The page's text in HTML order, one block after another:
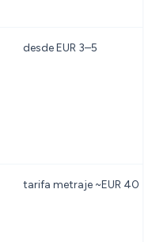
desde EUR 3–5
tarifa metraje ~EUR 40